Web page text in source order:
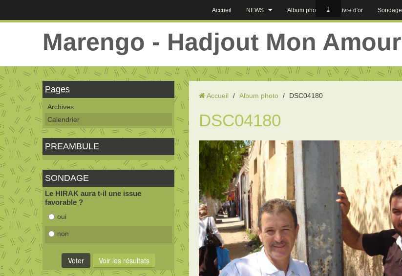
Accueil NEWS Album photos Livre d'or Sondage
Marengo - Hadjout Mon Amour
Pages
Archives
Calendrier
PREAMBULE
SONDAGE
Le HIRAK aura t-il une issue
favorable ?
oui
non
Accueil / Album photo / DSC04180
DSC04180